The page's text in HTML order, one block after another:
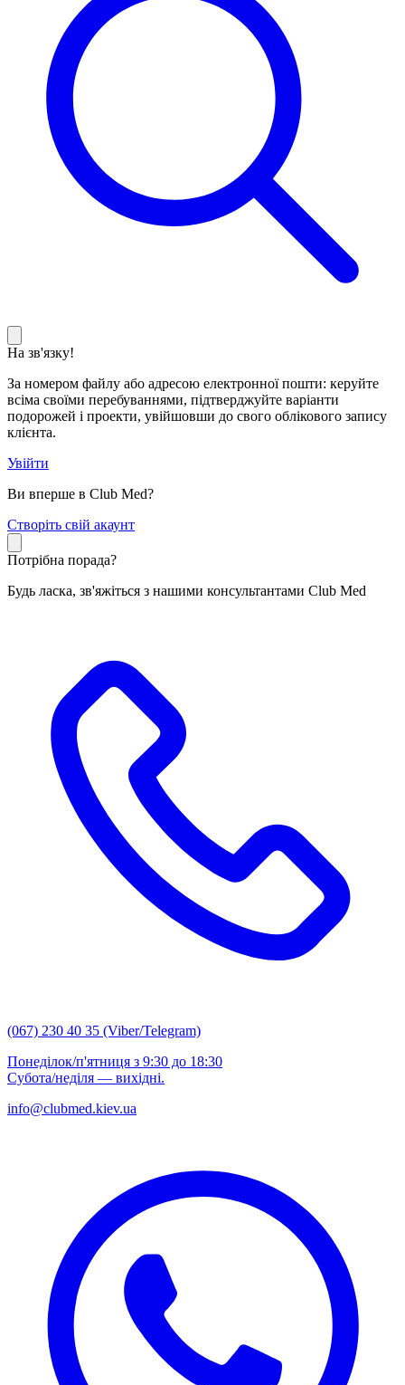
На зв'язку!
За номером файлу або адресою електронної пошти: керуйте
всіма своїми перебуваннями, підтверджуйте варіанти
подорожей і проекти, увійшовши до свого облікового запису
клієнта.
Увійти
Ви вперше в Club Med?
Створіть свій акаунт
Потрібна порада?
Будь ласка, зв'яжіться з нашими консультантами Club Med
(067) 230 40 35 (Viber/Telegram)
Понеділок/п'ятниця з 9:30 до 18:30
Субота/неділя — вихідні.
info@clubmed.kiev.ua